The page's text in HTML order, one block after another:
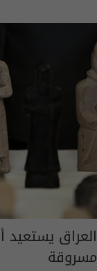
مسروقة